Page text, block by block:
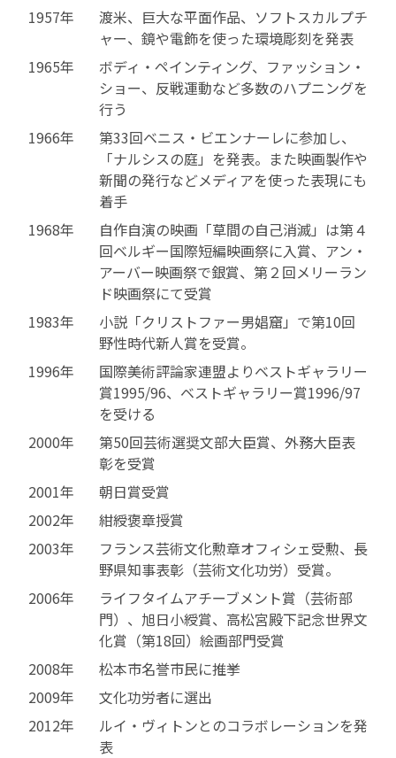
1957年
渡米、巨大な平面作品、ソフトスカルプチ
ャー、鏡や電飾を使った環境彫刻を発表
1965年
ボディ・ペインティング、ファッション・
ショー、反戦運動など多数のハプニングを
行う
1966年
第33回ベニス・ビエンナーレに参加し、
「ナルシスの庭」を発表。また映画製作や
新聞の発行などメディアを使った表現にも
着手
1968年
自作自演の映画「草間の自己消滅」は第４
回ベルギー国際短編映画祭に入賞、アン・
アーバー映画祭で銀賞、第２回メリーラン
ド映画祭にて受賞
1983年
小説「クリストファー男娼窟」で第10回
野性時代新人賞を受賞。
1996年
国際美術評論家連盟よりベストギャラリー
賞1995/96、ベストギャラリー賞1996/97
を受ける
2000年
第50回芸術選奨文部大臣賞、外務大臣表
彰を受賞
2001年
朝日賞受賞
2002年
紺綬褒章授賞
2003年
フランス芸術文化勲章オフィシェ受勲、長
野県知事表彰（芸術文化功労）受賞。
2006年
ライフタイムアチーブメント賞（芸術部
門）、旭日小綬賞、高松宮殿下記念世界文
化賞（第18回）絵画部門受賞
2008年
松本市名誉市民に推挙
2009年
文化功労者に選出
2012年
ルイ・ヴィトンとのコラボレーションを発
表